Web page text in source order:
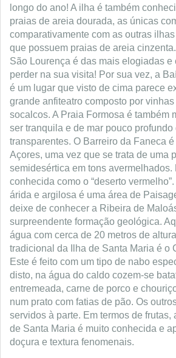
longo do ano! A ilha é também
praias de areia dourada, as únicas
comparativamente com as outras
que possuem praias de areia
São Lourença é das mais elogiadas e
perder na sua visita! Por sua vez, a
é um lugar que visto de cima parece
grande anfiteatro composto por
socalcos. A Praia Formosa é também
ser tranquila e de mar pouco profundo
transparentes. O Barreiro da Faneca
Açores, uma vez que se trata de uma
semidesértica em tons avermelhados.
conhecida como o “deserto
árida e argilosa é uma área de
deixe de conhecer a Ribeira de
surpreendente formação geológica.
água com cerca de 20 metros de
tradicional da Ilha de Santa Maria é o
Este é feito com um tipo de nabo
disto, na água do caldo cozem-se
entremeada, carne de porco e
num prato com fatias de pão. Os
servidos à parte. Em termos de frutas,
de Santa Maria é muito conhecida e
doçura e textura fenomenais.